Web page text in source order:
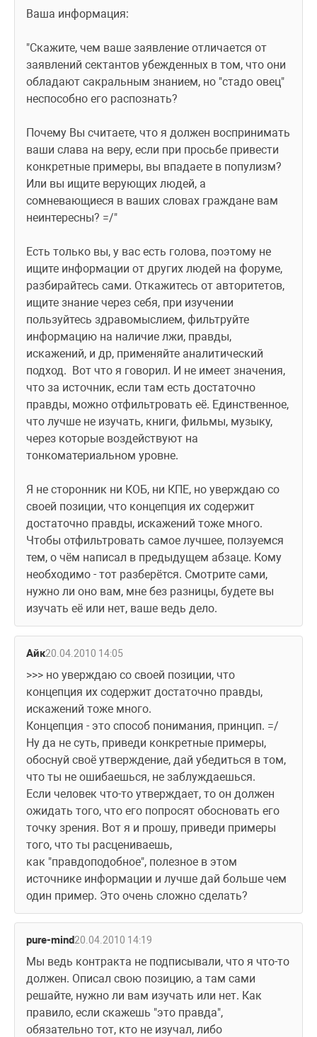
Ваша информация:
"Скажите, чем ваше заявление отличается от
заявлений сектантов убежденных в том, что они
обладают сакральным знанием, но "стадо овец"
неспособно его распознать?
Почему Вы считаете, что я должен воспринимать
ваши слава на веру, если при просьбе привести
конкретные примеры, вы впадаете в популизм?
Или вы ищите верующих людей, а
сомневающиеся в ваших словах граждане вам
неинтересны? =/"
Есть только вы, у вас есть голова, поэтому не
ищите информации от других людей на форуме,
разбирайтесь сами. Откажитесь от авторитетов,
ищите знание через себя, при изучении
пользуйтесь здравомыслием, фильтруйте
информацию на наличие лжи, правды,
искажений, и др, применяйте аналитический
подход.  Вот что я говорил. И не имеет значения,
что за источник, если там есть достаточно
правды, можно отфильтровать её. Единственное,
что лучше не изучать, книги, фильмы, музыку,
через которые воздействуют на
тонкоматериальном уровне.
Я не сторонник ни КОБ, ни КПЕ, но уверждаю со
своей позиции, что концепция их содержит
достаточно правды, искажений тоже много.
Чтобы отфильтровать самое лучшее, ползуемся
тем, о чём написал в предыдущем абзаце. Кому
необходимо - тот разберётся. Смотрите сами,
нужно ли оно вам, мне без разницы, будете вы
изучать её или нет, ваше ведь дело.
Айк20.04.2010 14:05
>>> но уверждаю со своей позиции, что
концепция их содержит достаточно правды,
искажений тоже много.
Концепция - это способ понимания, принцип. =/
Ну да не суть, приведи конкретные примеры,
обоснуй своё утверждение, дай убедиться в том,
что ты не ошибаешься, не заблуждаешься.
Если человек что-то утверждает, то он должен
ожидать того, что его попросят обосновать его
точку зрения. Вот я и прошу, приведи примеры
того, что ты расцениваешь,
как "правдоподобное", полезное в этом
источнике информации и лучше дай больше чем
один пример. Это очень сложно сделать?
pure-mind20.04.2010 14:19
Мы ведь контракта не подписывали, что я что-то
должен. Описал свою позицию, а там сами
решайте, нужно ли вам изучать или нет. Как
правило, если скажешь "это правда",
обязательно тот, кто не изучал, либо